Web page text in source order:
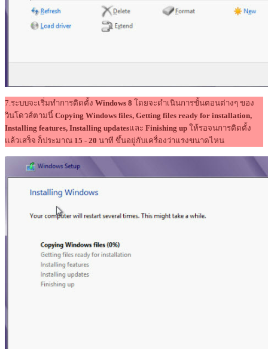
7.ระบบจะเริ่มทำการติดตั้ง Windows 8 โดยจะดำเนินการขั้นตอนต่างๆ ของ
วินโดวส์ตามนี้ Copying Windows files, Getting files ready for installation,
Installing features, Installing updatesและ Finishing up ให้รอจนการติดตั้ง
แล้วเสร็จ ก็ประมาณ 15 - 20 นาที ขึ้นอยู่กับเครื่องว่าแรงขนาดไหน